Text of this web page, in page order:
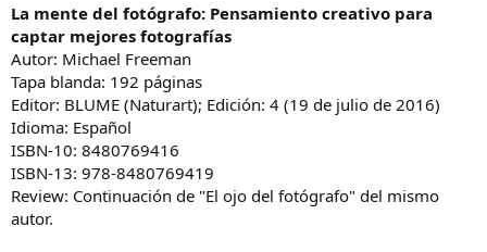
La mente del fotógrafo: Pensamiento creativo para
captar mejores fotografías
Autor: Michael Freeman
Tapa blanda: 192 páginas
Editor: BLUME (Naturart); Edición: 4 (19 de julio de 2016)
Idioma: Español
ISBN-10: 8480769416
ISBN-13: 978-8480769419
Review: Continuación de "El ojo del fotógrafo" del mismo
autor.